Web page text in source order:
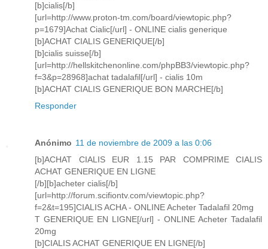
[b]cialis[/b]
[url=http://www.proton-tm.com/board/viewtopic.php?
p=1679]Achat Cialic[/url] - ONLINE cialis generique
[b]ACHAT CIALIS GENERIQUE[/b]
[b]cialis suisse[/b]
[url=http://hellskitchenonline.com/phpBB3/viewtopic.php?
f=3&p=28968]achat tadalafil[/url] - cialis 10m
[b]ACHAT CIALIS GENERIQUE BON MARCHE[/b]
Responder
Anónimo 11 de noviembre de 2009 a las 0:06
[b]ACHAT CIALIS EUR 1.15 PAR COMPRIME CIALIS
ACHAT GENERIQUE EN LIGNE
[/b][b]acheter cialis[/b]
[url=http://forum.scifiontv.com/viewtopic.php?
f=2&t=195]CIALIS ACHA - ONLINE Acheter Tadalafil 20mg
T GENERIQUE EN LIGNE[/url] - ONLINE Acheter Tadalafil
20mg
[b]CIALIS ACHAT GENERIQUE EN LIGNE[/b]